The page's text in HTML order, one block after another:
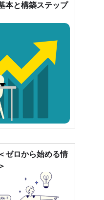
本と構築ステップ
ゼロから始める情